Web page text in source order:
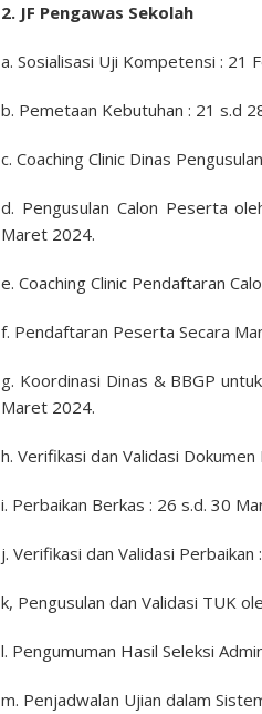
2. JF Pengawas Sekolah
a. Sosialisasi Uji Kompetensi : 21
b. Pemetaan Kebutuhan : 21 s.d
c. Coaching Clinic Dinas
d. Pengusulan Calon Peserta
Maret 2024.
e. Coaching Clinic Pendaftaran
f. Pendaftaran Peserta Secara
g. Koordinasi Dinas & BBGP
Maret 2024.
h. Verifikasi dan Validasi
i. Perbaikan Berkas : 26 s.d. 30
j. Verifikasi dan Validasi
k, Pengusulan dan Validasi TUK
l. Pengumuman Hasil Seleksi
m. Penjadwalan Ujian dalam